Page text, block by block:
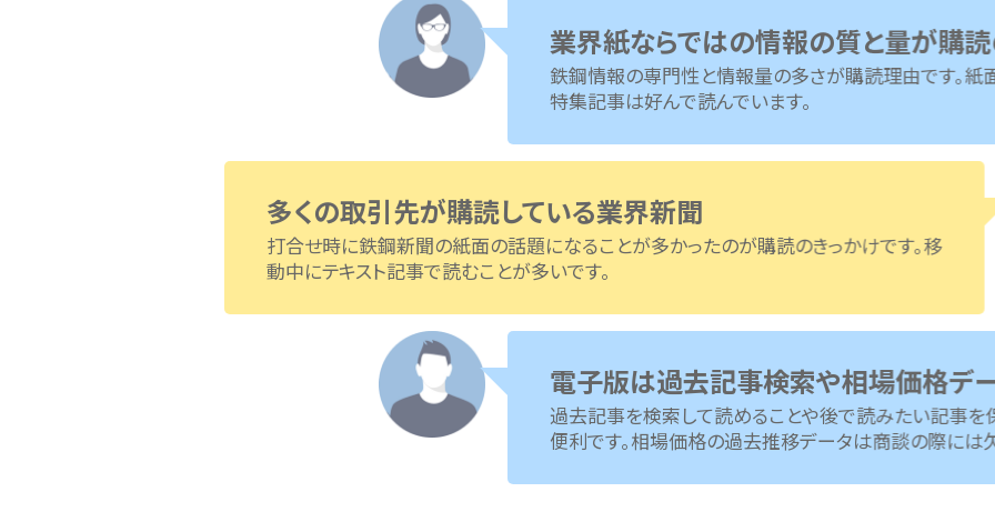
業界紙ならではの情報の質と量が購読の
鉄鋼情報の専門性と情報量の多さが購読理由です。紙面ビ
特集記事は好んで読んでいます。
多くの取引先が購読している業界新聞
打合せ時に鉄鋼新聞の紙面の話題になることが多かったのが購読のきっかけです。移
動中にテキスト記事で読むことが多いです。
電子版は過去記事検索や相場価格データ
過去記事を検索して読めることや後で読みたい記事を保存
便利です。相場価格の過去推移データは商談の際には欠か